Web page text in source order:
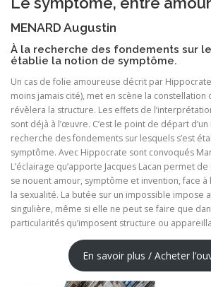
MENARD Augustin
À la recherche des fondements sur
établie la notion de symptôme.
Un cas de folie amoureuse décrit par
moins jamais cité), met en scène la
révèlera la structure. Les effets de
sont déjà à l’œuvre. C’est le point de départ
recherche des fondements sur lesquels s’est
symptôme. Avec Hippocrate sont convoqués
L’éclairage qu’apporte Jacques Lacan permet
se nouent amour, symptôme et invention, face
la sexualité. La butée sur un impossible impose
singulière, même si elle ne peut se faire que
particularités qu’imposent structure ou
En savoir plus / Acheter